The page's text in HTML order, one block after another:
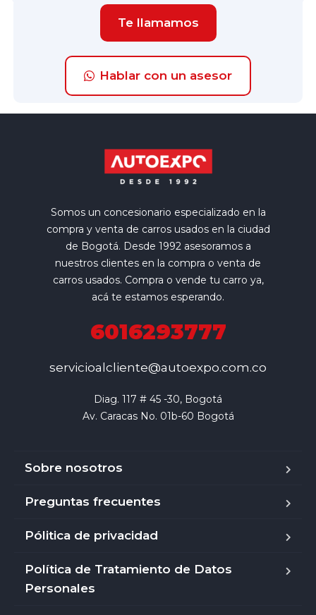
Te llamamos
Hablar con un asesor
Somos un concesionario especializado en la
compra y venta de carros usados en la ciudad
de Bogotá. Desde 1992 asesoramos a
nuestros clientes en la compra o venta de
carros usados. Compra o vende tu carro ya,
acá te estamos esperando.
6016293777
servicioalcliente@autoexpo.com.co
Diag. 117 # 45 -30, Bogotá
Av. Caracas No. 01b-60 Bogotá
Sobre nosotros
Preguntas frecuentes
Pólitica de privacidad
Política de Tratamiento de Datos
Personales